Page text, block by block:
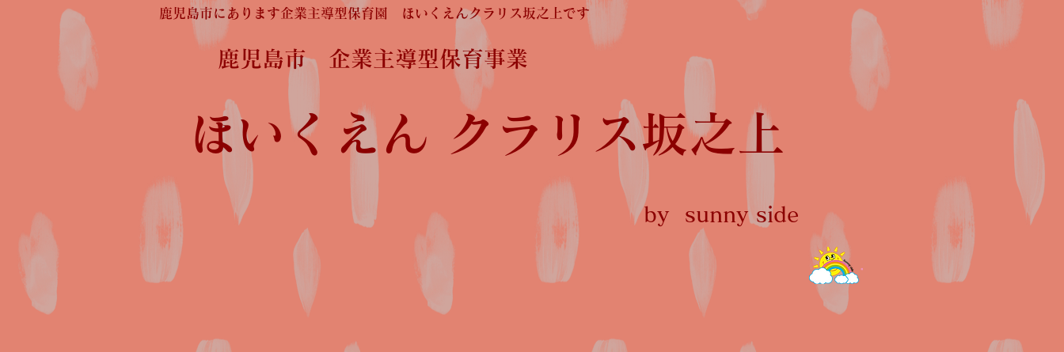
鹿児島市にあります企業主導型保育園 ほいくえんクラリス坂之上です
鹿児島市 企業主導型保育事業
ほいくえん クラリス坂之上
by sunny side